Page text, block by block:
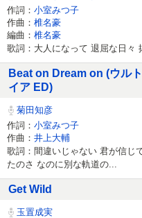
作詞： 小室みつ子
作曲： 椎名豪
編曲： 椎名豪
歌詞：大人になって 退屈な日々
Beat on Dream on (ウル
イア ED)
菊田知彦
作詞： 小室みつ子
作曲： 井上大輔
歌詞：間違いじゃない 君が信じ
たのさ なのに別な軌道の...
Get Wild
玉置成実